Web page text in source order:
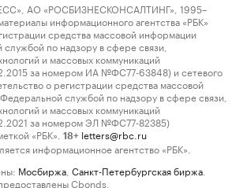
АО «РОСБИЗНЕСКОНСАЛТИНГ», 1995–
информационного агентства «РБК»
средства массовой информации
по надзору в сфере связи,
и массовых коммуникаций
за номером ИА №ФС77-63848) и сетевого
о регистрации средства массовой
службой по надзору в сфере связи,
и массовых коммуникаций
за номером ЭЛ №ФС77-82385)
«РБК».
18+ letters@rbc.ru
информационное агентство «РБК».
Мосбиржа Санкт-Петербургская биржа
Cbonds.